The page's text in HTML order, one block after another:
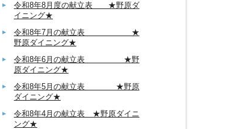
令和8年8月度の献立表 ★野原ダ
イニング★
令和8年7月の献立表 ★
野原ダイニング★
令和8年6月の献立表 ★野
原ダイニング★
令和8年5月の献立表 ★野原
ダイニング★
令和8年4月の献立表 ★野原ダイニ
ング★